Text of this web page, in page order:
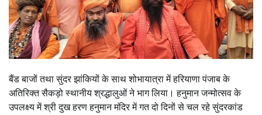
बैंड बाजों तथा सुंदर झांकियों के साथ शोभायात्रा में हरियाणा पंजाब के
अतिरिक्त सैकड़ो स्थानीय श्रद्धालुओं ने भाग लिया। हनुमान जन्मोत्सव के
उपलक्ष्य में श्री दुख हरण हनुमान मंदिर में गत दो दिनों से चल रहे सुंदरकांड